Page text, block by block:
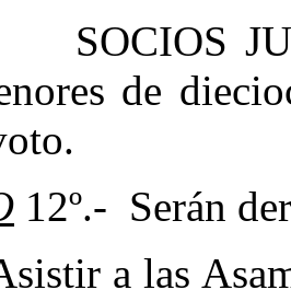
de
12º.- Serán
las